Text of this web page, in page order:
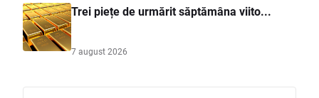
Trei piețe de urmărit săptămâna viito...
7 august 2026